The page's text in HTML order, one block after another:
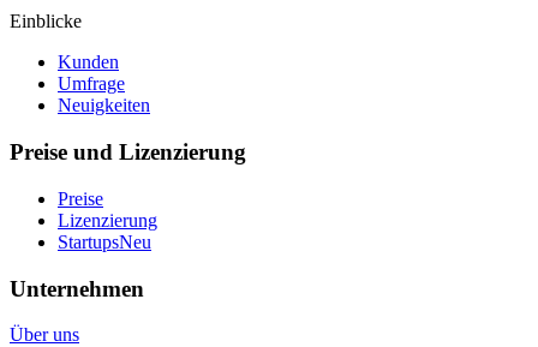
Einblicke
Kunden
Umfrage
Neuigkeiten
Preise und Lizenzierung
Preise
Lizenzierung
StartupsNeu
Unternehmen
Über uns